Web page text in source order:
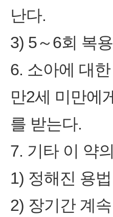
난다.
3) 5～6회 복
6. 소아에 대
만2세 미만에
를 받는다.
7. 기타 이 약
1) 정해진 용
2) 장기간 계